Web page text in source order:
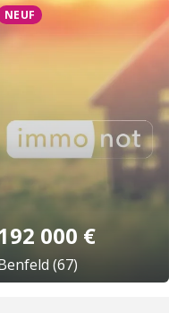
NEUF
000 €
(67)